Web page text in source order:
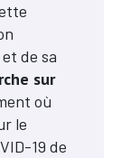
de sa
sur
où
le
19 de